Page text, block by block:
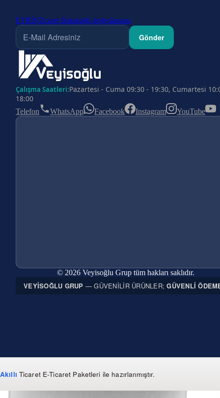
ETBİSTicaret Bakanlığı doğrulaması
Gönder
Çalışma Saatleri:Pazartesi - Cuma 09:30 - 19:30, Cumartesi
18:00
Telefon WhatsApp Facebook Instagram YouTube
© 2026 Veyisoğlu Grup tüm hakları saklıdır.
VEYISOĞLU GRUP — GÜVENILIR ÜRÜNLER;GÜVENLI
Akıllı Ticaret E-Ticaret Paketleri ile hazırlanmıştır.